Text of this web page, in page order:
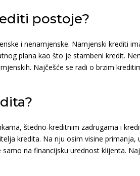
postoje?
i nenamjenske. Namjenski krediti
plana kao što je stambeni kredit.
Najčešće se radi o brzim
štedno-kreditnim zadrugama i
kredita. Na nju osim visine
samo na financijsku urednost klijenta.